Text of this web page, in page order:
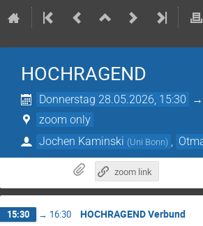
HOCHRAGEND
Donnerstag 28.05.2026, 15:30 →
zoom only
Jochen Kaminski (Uni Bonn)
zoom link
15:30 → 16:30 HOCHRAGEND Verbund